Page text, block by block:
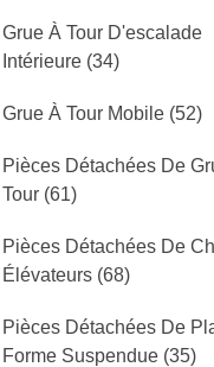
Grue À Tour D'escalade
Intérieure (34)
Grue À Tour Mobile (52)
Pièces Détachées De
Tour (61)
Pièces Détachées De
Élévateurs (68)
Pièces Détachées De
Forme Suspendue (35)